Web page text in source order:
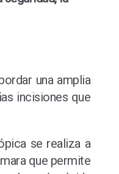
una amplia
incisiones que
se realiza a
que permite